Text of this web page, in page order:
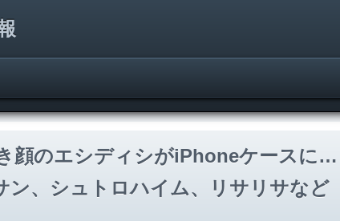
顔のエシディシがiPhoneケースに…
ン、シュトロハイム、リサリサなど